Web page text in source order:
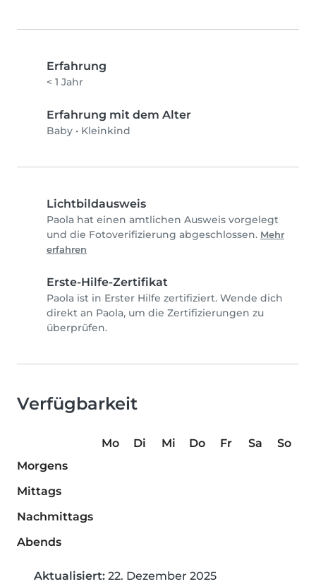
Erfahrung
< 1 Jahr
Erfahrung mit dem Alter
Baby • Kleinkind
Lichtbildausweis
Paola hat einen amtlichen Ausweis vorgelegt
und die Fotoverifizierung abgeschlossen. Mehr
erfahren
Erste-Hilfe-Zertifikat
Paola ist in Erster Hilfe zertifiziert. Wende dich
direkt an Paola, um die Zertifizierungen zu
überprüfen.
Verfügbarkeit
Mo Di Mi Do Fr Sa
So
Morgens
Mittags
Nachmittags
Abends
Aktualisiert: 22. Dezember 2025